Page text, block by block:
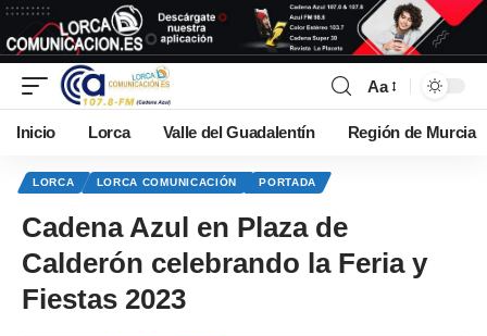
Aa
Inicio Lorca Valle del Guadalentín Región de Murcia
LORCA LORCA COMUNICACIÓN PORTADA
Cadena Azul en Plaza de
Calderón celebrando la Feria y
Fiestas 2023